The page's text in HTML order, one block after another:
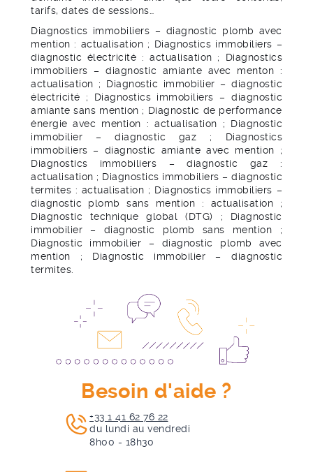
tarifs, dates de sessions…
Diagnostics immobiliers – diagnostic plomb avec
mention : actualisation ; Diagnostics immobiliers –
diagnostic électricité : actualisation ; Diagnostics
immobiliers – diagnostic amiante avec menton :
actualisation ; Diagnostic immobilier – diagnostic
électricité ; Diagnostics immobiliers – diagnostic
amiante sans mention ; Diagnostic de performance
énergie avec mention : actualisation ; Diagnostic
immobilier – diagnostic gaz ; Diagnostics
immobiliers – diagnostic amiante avec mention ;
Diagnostics immobiliers – diagnostic gaz :
actualisation ; Diagnostics immobiliers – diagnostic
termites : actualisation ; Diagnostics immobiliers –
diagnostic plomb sans mention : actualisation ;
Diagnostic technique global (DTG) ; Diagnostic
immobilier – diagnostic plomb sans mention ;
Diagnostic immobilier – diagnostic plomb avec
mention ; Diagnostic immobilier – diagnostic
termites.
Besoin d'aide ?
+33 1 41 62 76 22
du lundi au vendredi
8h00 - 18h30